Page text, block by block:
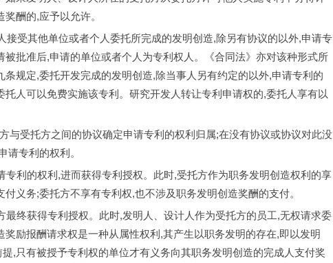
酬的,应予以允许。
受其他单位或者个人委托所完成的发明创造,除另有协议的以外,申请专
批准后,申请的单位或者个人为专利权人。《合同法》亦对该种形式所
规定,委托开发完成的发明创造,除当事人另有约定的以外,申请专利的
人可以免费实施该专利。研究开发人转让专利申请权的,委托人享有以
受托方之间的协议确定申请专利的权利归属;在没有协议或协议对此没
请专利的权利。
的权利,进而获得专利授权。此时,受托方作为职务发明创造权利的享
义务;委托方不享有专利权,也不涉及职务发明创造奖酬的支付。
获得专利授权。此时,发明人、设计人作为受托方的员工,无权请求委
励报酬请求权是一种从属性权利,其产生以职务发明的存在,即以发明
,只有被授予专利权的单位才有义务向其职务发明创造的完成人支付奖